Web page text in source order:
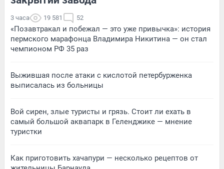
3 часа 19 581 52
«Позавтракал и побежал — это уже привычка»: история
пермского марафонца Владимира Никитина — он стал
чемпионом РФ 35 раз
Выжившая после атаки с кислотой петербурженка
выписалась из больницы
Вой сирен, злые туристы и грязь. Стоит ли ехать в
самый большой аквапарк в Геленджике — мнение
туристки
Как приготовить хачапури — несколько рецептов от